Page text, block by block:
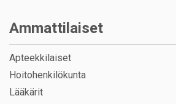
Ammattilaiset
Apteekkilaiset
Hoitohenkilökunta
Lääkärit